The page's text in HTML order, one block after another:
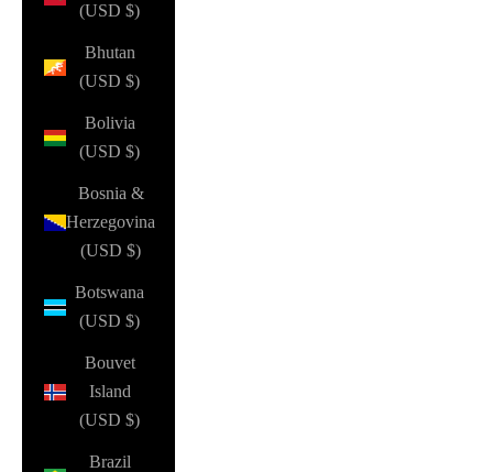
(USD $)
Bhutan
(USD $)
Bolivia
(USD $)
Bosnia &
Herzegovina
(USD $)
Botswana
(USD $)
Bouvet
Island
(USD $)
Brazil